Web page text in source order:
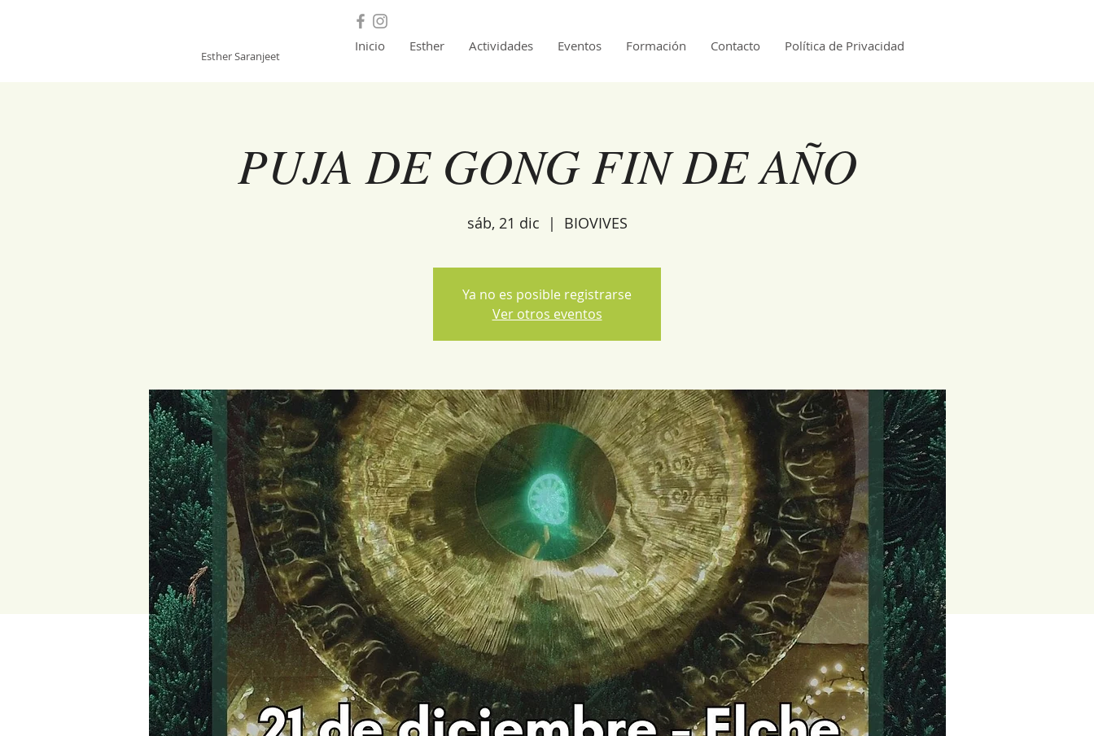
Esther Saranjeet
Inicio Esther Actividades Eventos Formación Contacto Política de Privacidad
PUJA DE GONG FIN DE AÑO
sáb, 21 dic
  |
BIOVIVES
Ya no es posible registrarse
Ver otros eventos